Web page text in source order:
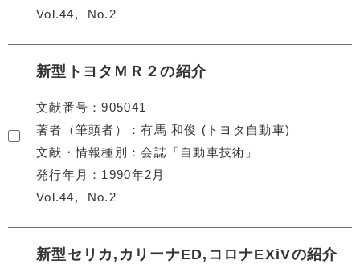
Vol.44
No.2
新型トヨタＭＲ２の紹介
文献番号
905041
著者（筆頭者）
有馬 和俊 (トヨタ自動車)
文献・情報種別
会誌「自動車技術」
発行年月
1990年2月
Vol.44
No.2
新型セリカ,カリーナED,コロナEXiVの紹介